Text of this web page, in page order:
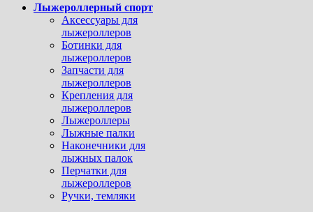
Лыжероллерный спорт
Аксессуары для
лыжероллеров
Ботинки для
лыжероллеров
Запчасти для
лыжероллеров
Крепления для
лыжероллеров
Лыжероллеры
Лыжные палки
Наконечники для
лыжных палок
Перчатки для
лыжероллеров
Ручки, темляки